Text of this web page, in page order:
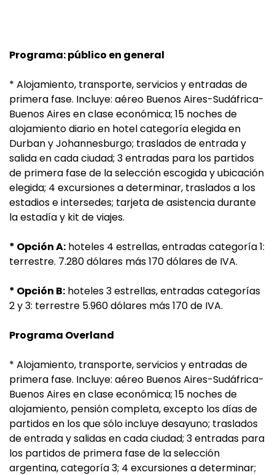
Programa: público en general
* Alojamiento, transporte, servicios y entradas de
primera fase. Incluye: aéreo Buenos Aires-Sudáfrica-
Buenos Aires en clase económica; 15 noches de
alojamiento diario en hotel categoría elegida en
Durban y Johannesburgo; traslados de entrada y
salida en cada ciudad; 3 entradas para los partidos
de primera fase de la selección escogida y ubicación
elegida; 4 excursiones a determinar, traslados a los
estadios e intersedes; tarjeta de asistencia durante
la estadía y kit de viajes.
* Opción A: hoteles 4 estrellas, entradas categoría 1:
terrestre. 7.280 dólares más 170 dólares de IVA.
* Opción B: hoteles 3 estrellas, entradas categorías
2 y 3: terrestre 5.960 dólares más 170 de IVA.
Programa Overland
* Alojamiento, transporte, servicios y entradas de
primera fase. Incluye: aéreo Buenos Aires-Sudáfrica-
Buenos Aires en clase económica; 15 noches de
alojamiento, pensión completa, excepto los días de
partidos en los que sólo incluye desayuno; traslados
de entrada y salidas en cada ciudad; 3 entradas para
los partidos de primera fase de la selección
argentina, categoría 3; 4 excursiones a determinar;